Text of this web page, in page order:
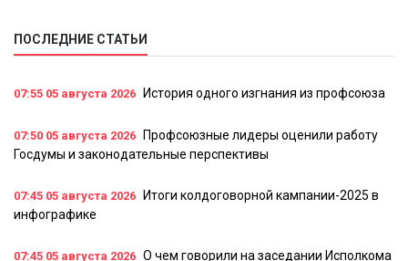
ПОСЛЕДНИЕ СТАТЬИ
07:55 05 августа 2026 История одного изгнания из профсоюза
07:50 05 августа 2026
Профсоюзные лидеры оценили работу
Госдумы и законодательные перспективы
07:45 05 августа 2026
Итоги колдоговорной кампании-2025 в
инфографике
07:45 05 августа 2026 О чем говорили на заседании Исполкома